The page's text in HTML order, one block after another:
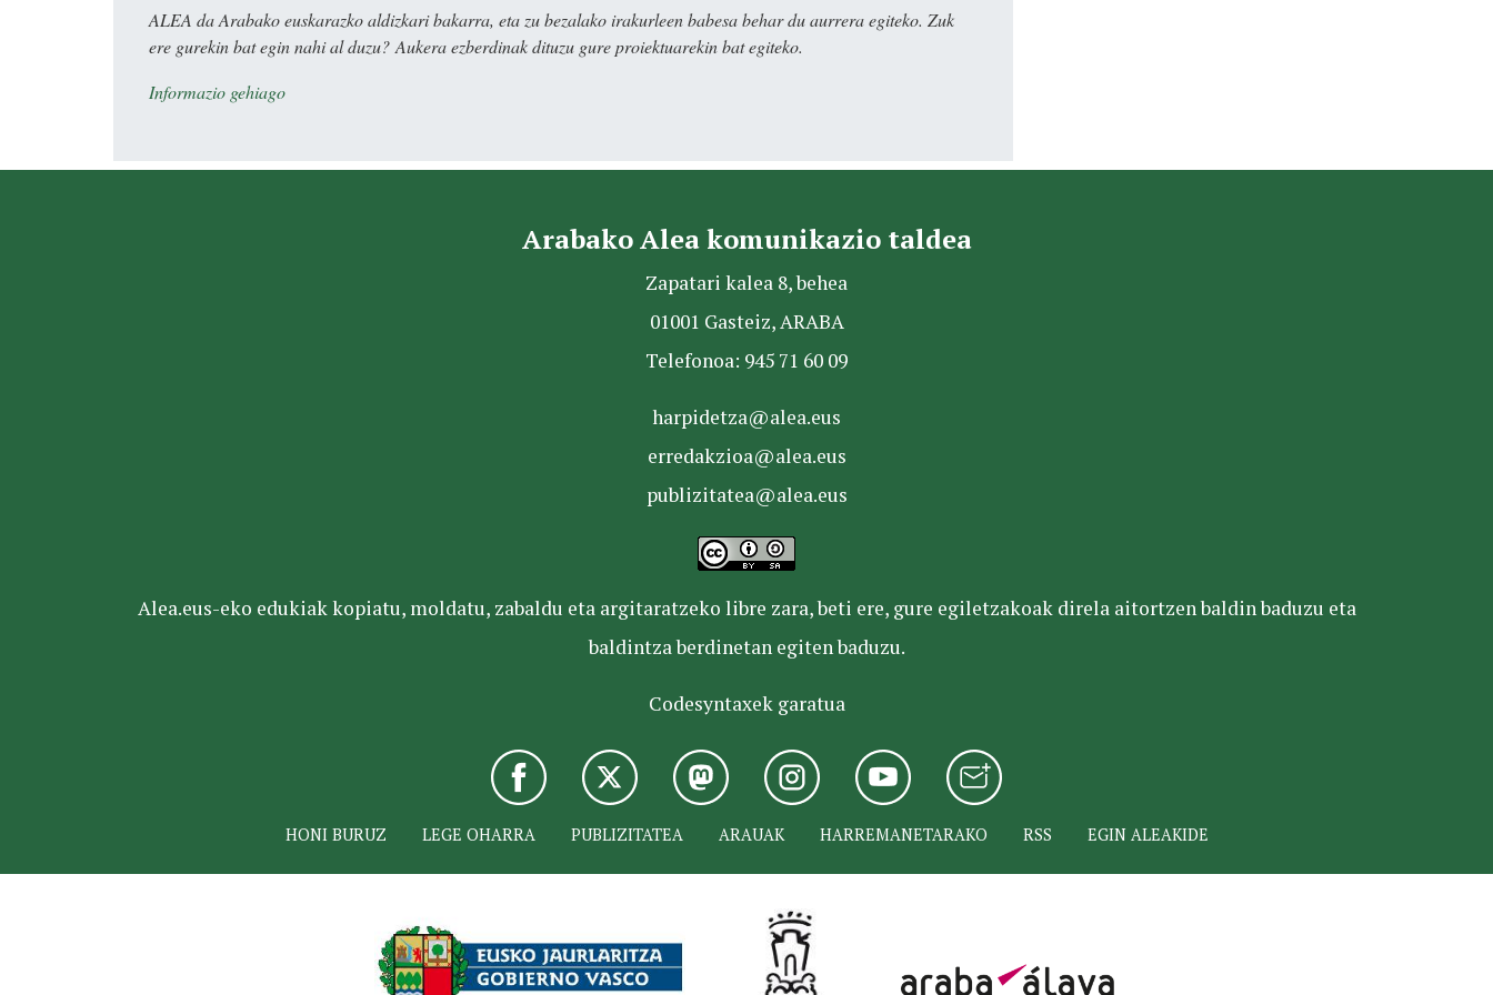
ALEA da Arabako euskarazko aldizkari bakarra, eta zu bezalako irakurleen babesa behar du aurrera egiteko. Zuk
ere gurekin bat egin nahi al duzu? Aukera ezberdinak dituzu gure proiektuarekin bat egiteko.
Informazio gehiago
Arabako Alea komunikazio taldea
Zapatari kalea 8, behea
01001 Gasteiz, ARABA
Telefonoa: 945 71 60 09
harpidetza@alea.eus
erredakzioa@alea.eus
publizitatea@alea.eus
Alea.eus-eko edukiak kopiatu, moldatu, zabaldu eta argitaratzeko libre zara, beti ere, gure egiletzakoak direla aitortzen baldin baduzu eta
baldintza berdinetan egiten baduzu.
Codesyntaxek garatua
HONI BURUZ LEGE OHARRA PUBLIZITATEA ARAUAK HARREMANETARAKO RSS EGIN ALEAKIDE